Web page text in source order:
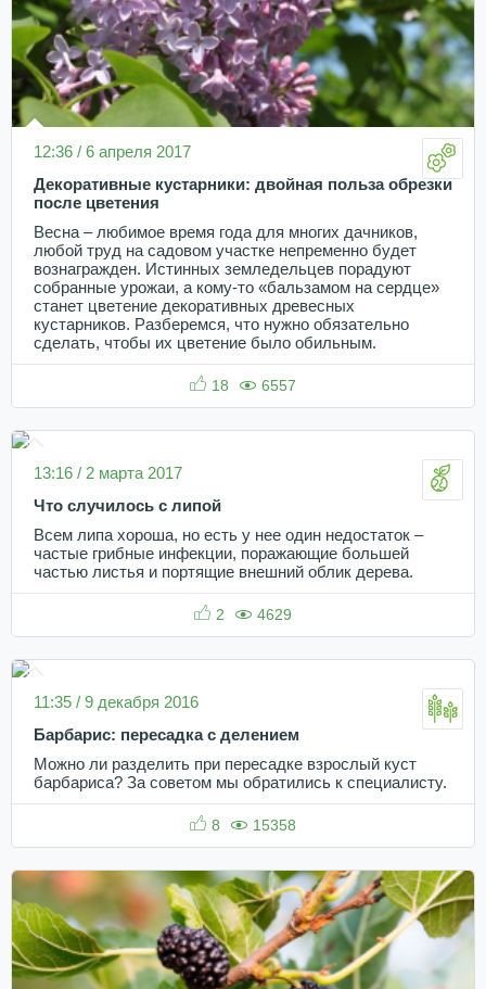
12:36 / 6 апреля 2017
Декоративные кустарники: двойная польза обрезки
после цветения
Весна – любимое время года для многих дачников,
любой труд на садовом участке непременно будет
вознагражден. Истинных земледельцев порадуют
собранные урожаи, а кому-то «бальзамом на сердце»
станет цветение декоративных древесных
кустарников. Разберемся, что нужно обязательно
сделать, чтобы их цветение было обильным.
18 6557
13:16 / 2 марта 2017
Что случилось с липой
Всем липа хороша, но есть у нее один недостаток –
частые грибные инфекции, поражающие большей
частью листья и портящие внешний облик дерева.
2 4629
11:35 / 9 декабря 2016
Барбарис: пересадка с делением
Можно ли разделить при пересадке взрослый куст
барбариса? За советом мы обратились к специалисту.
8 15358